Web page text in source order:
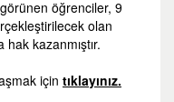
öğrenciler, 9
olan
hak kazanmıştır.
için tıklayınız.